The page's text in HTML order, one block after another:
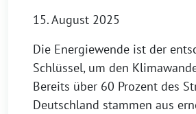
15. August 2025
Die Energiewende ist der
Schlüssel, um den
Bereits über 60 Prozent des
Deutschland stammen aus